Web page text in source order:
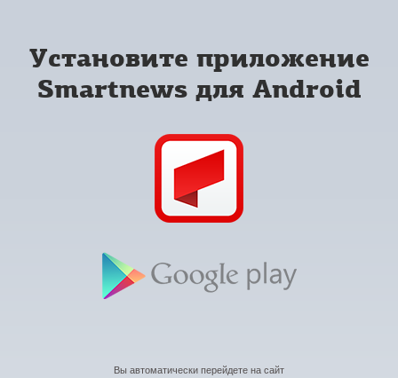
Установите приложение
Smartnews для Android
Вы автоматически перейдете на сайт